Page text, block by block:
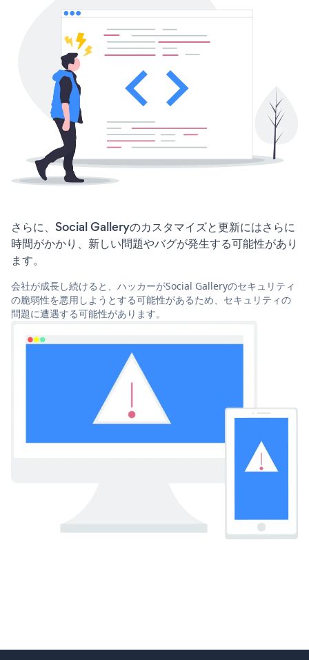
さらに、Social Galleryのカスタマイズと更新にはさらに
時間がかかり、新しい問題やバグが発生する可能性があり
ます。
会社が成長し続けると、ハッカーがSocial Galleryのセキュリティ
の脆弱性を悪用しようとする可能性があるため、セキュリティの
問題に遭遇する可能性があります。